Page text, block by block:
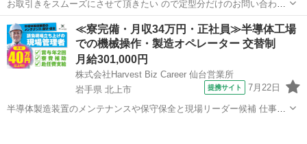
お取引きをスムーズにさせて頂きたい ので定型分だけのお問い合わせ
の方や、 取り引き評価が低い方にはお返事を 差し上げない場合があり
ます。 ご了承ください。 新品未開封のVHSビデオテープ３本セット
中...
大阪 大阪市 映像プレーヤー、レコーダー ビデオテープ
≪寮完備・月収34万円・正社員≫半導体工場
での機械操作・製造オペレーター 交替制
月給301,000円
株式会社Harvest Biz Career 仙台営業所
岩手県 北上市
提携サイト 7月22日
半導体製造装置のメンテナンスや保守保全と現場リーダー候補 仕事内